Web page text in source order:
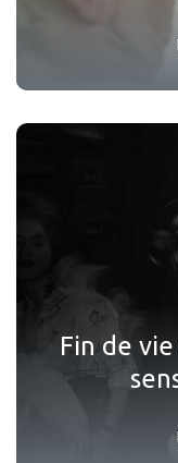
Fin de